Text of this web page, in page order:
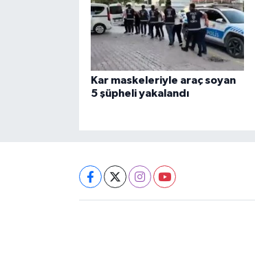
Kar maskeleriyle araç soyan
5 şüpheli yakalandı